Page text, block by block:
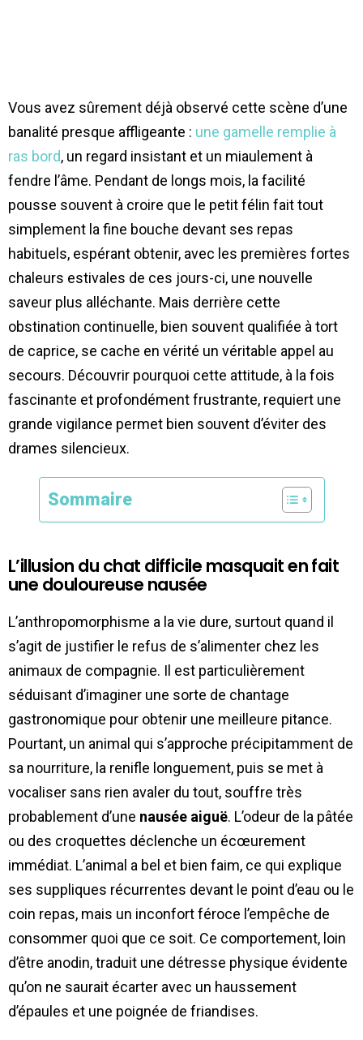
Vous avez sûrement déjà observé cette scène d’une
banalité presque affligeante : une gamelle remplie à
ras bord, un regard insistant et un miaulement à
fendre l’âme. Pendant de longs mois, la facilité
pousse souvent à croire que le petit félin fait tout
simplement la fine bouche devant ses repas
habituels, espérant obtenir, avec les premières fortes
chaleurs estivales de ces jours-ci, une nouvelle
saveur plus alléchante. Mais derrière cette
obstination continuelle, bien souvent qualifiée à tort
de caprice, se cache en vérité un véritable appel au
secours. Découvrir pourquoi cette attitude, à la fois
fascinante et profondément frustrante, requiert une
grande vigilance permet bien souvent d’éviter des
drames silencieux.
Sommaire
L’illusion du chat difficile masquait en fait
une douloureuse nausée
L’anthropomorphisme a la vie dure, surtout quand il
s’agit de justifier le refus de s’alimenter chez les
animaux de compagnie. Il est particulièrement
séduisant d’imaginer une sorte de chantage
gastronomique pour obtenir une meilleure pitance.
Pourtant, un animal qui s’approche précipitamment de
sa nourriture, la renifle longuement, puis se met à
vocaliser sans rien avaler du tout, souffre très
probablement d’une nausée aiguë. L’odeur de la pâtée
ou des croquettes déclenche un écœurement
immédiat. L’animal a bel et bien faim, ce qui explique
ses suppliques récurrentes devant le point d’eau ou le
coin repas, mais un inconfort féroce l’empêche de
consommer quoi que ce soit. Ce comportement, loin
d’être anodin, traduit une détresse physique évidente
qu’on ne saurait écarter avec un haussement
d’épaules et une poignée de friandises.